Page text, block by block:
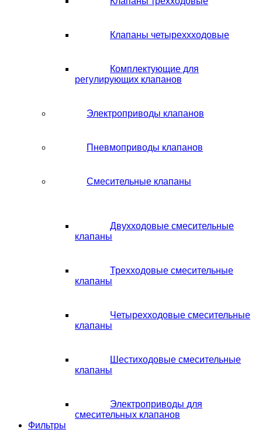
Клапаны четыреххходовые
Комплектующие для
регулирующих клапанов
Электроприводы клапанов
Пневмоприводы клапанов
Смесительные клапаны
Двухходовые смесительные
клапаны
Трехходовые смесительные
клапаны
Четырехходовые смесительные
клапаны
Шестиходовые смесительные
клапаны
Электроприводы для
смесительных клапанов
Фильтры